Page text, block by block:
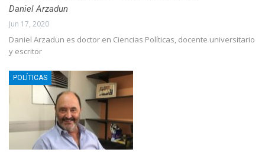
Daniel Arzadun
Jun 17, 2020
Daniel Arzadun es doctor en Ciencias Políticas, docente universitario
y escritor
POLÍTICAS